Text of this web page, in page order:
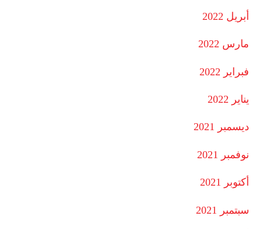
أبريل 2022
مارس 2022
فبراير 2022
يناير 2022
ديسمبر 2021
نوفمبر 2021
أكتوبر 2021
سبتمبر 2021